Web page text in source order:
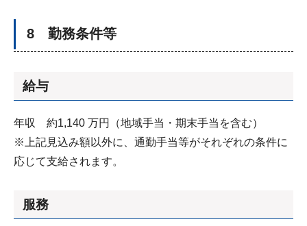
8 勤務条件等
給与
年収 約1,140 万円（地域手当・期末手当を含む）
※上記見込み額以外に、通勤手当等がそれぞれの条件に
応じて支給されます。
服務